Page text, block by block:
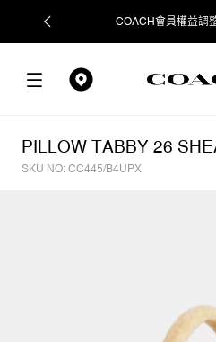
COACH會員權益調
PILLOW TABBY 26
SKU NO: CC445/B4UPX